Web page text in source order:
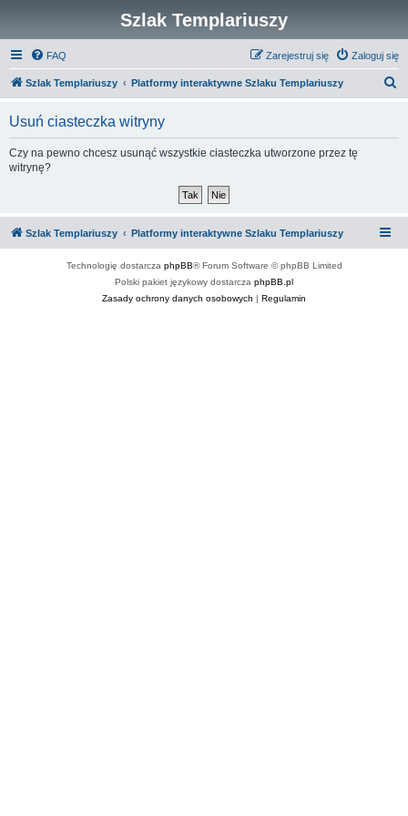
Szlak Templariuszy
FAQ Zaloguj się
Zarejestruj się
Szlak Templariuszy Platformy interaktywne Szlaku Templariuszy
Usuń ciasteczka witryny
Czy na pewno chcesz usunąć wszystkie ciasteczka utworzone przez tę
witrynę?
Szlak Templariuszy Platformy interaktywne Szlaku Templariuszy
Technologię dostarcza phpBB® Forum Software © phpBB Limited
Polski pakiet językowy dostarcza phpBB.pl
Zasady ochrony danych osobowych | Regulamin